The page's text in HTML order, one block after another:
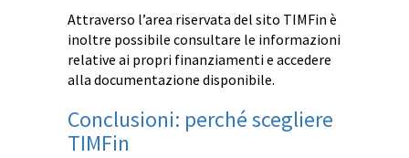
Attraverso l’area riservata del sito TIMFin è
inoltre possibile consultare le informazioni
relative ai propri finanziamenti e accedere
alla documentazione disponibile.
Conclusioni: perché scegliere
TIMFin